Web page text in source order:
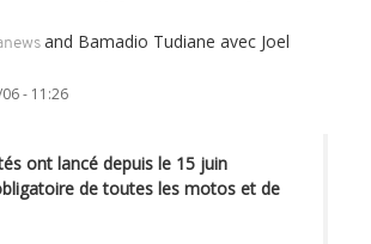
and Bamadio Tudiane avec Joel
- 11:26
ont lancé depuis le 15 juin
de toutes les motos et de